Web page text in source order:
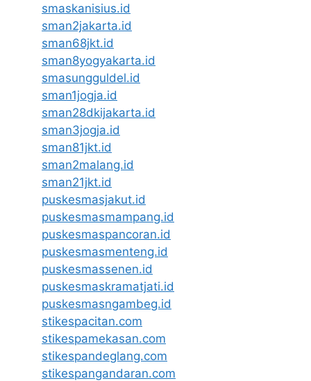
smaskanisius.id
sman2jakarta.id
sman68jkt.id
sman8yogyakarta.id
smasungguldel.id
sman1jogja.id
sman28dkijakarta.id
sman3jogja.id
sman81jkt.id
sman2malang.id
sman21jkt.id
puskesmasjakut.id
puskesmasmampang.id
puskesmaspancoran.id
puskesmasmenteng.id
puskesmassenen.id
puskesmaskramatjati.id
puskesmasngambeg.id
stikespacitan.com
stikespamekasan.com
stikespandeglang.com
stikespangandaran.com